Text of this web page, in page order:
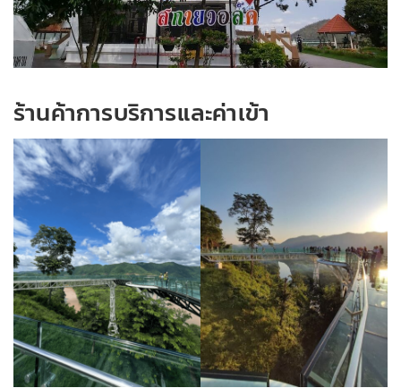
ร้านค้าการบริการและค่าเข้า